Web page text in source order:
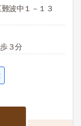
波中１－１３
３分